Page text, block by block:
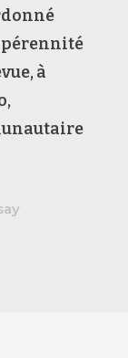
pérennité
à